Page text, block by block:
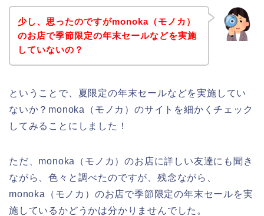
少し、思ったのですがmonoka（モノカ）
のお店で季節限定の年末セールなどを実施
していないの？
ということで、夏限定の年末セールなどを実施してい
ないか？monoka（モノカ）のサイトを細かくチェック
してみることにしました！
ただ、monoka（モノカ）のお店に詳しい友達にも聞き
ながら、色々と調べたのですが、残念ながら、
monoka（モノカ）のお店で季節限定の年末セールを実
施しているかどうかは分かりませんでした。